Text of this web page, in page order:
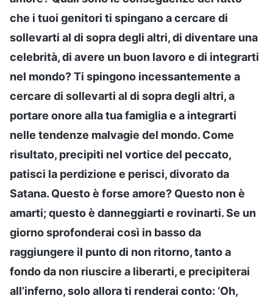
che i tuoi genitori ti spingano a cercare di
sollevarti al di sopra degli altri, di diventare una
celebrità, di avere un buon lavoro e di integrarti
nel mondo? Ti spingono incessantemente a
cercare di sollevarti al di sopra degli altri, a
portare onore alla tua famiglia e a integrarti
nelle tendenze malvagie del mondo. Come
risultato, precipiti nel vortice del peccato,
patisci la perdizione e perisci, divorato da
Satana. Questo è forse amore? Questo non è
amarti; questo è danneggiarti e rovinarti. Se un
giorno sprofonderai così in basso da
raggiungere il punto di non ritorno, tanto a
fondo da non riuscire a liberarti, e precipiterai
all’inferno, solo allora ti renderai conto: ‘Oh,